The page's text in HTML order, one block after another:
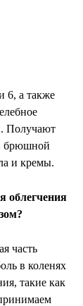
6, а также
Получают
брюшной
и кремы.
облегчения
часть
в коленях
такие как